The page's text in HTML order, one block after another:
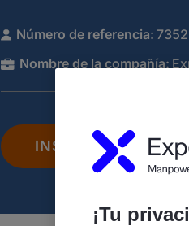
Número de referencia:
Nombre de la compañía:
INSCRÍBETE
¡Tu